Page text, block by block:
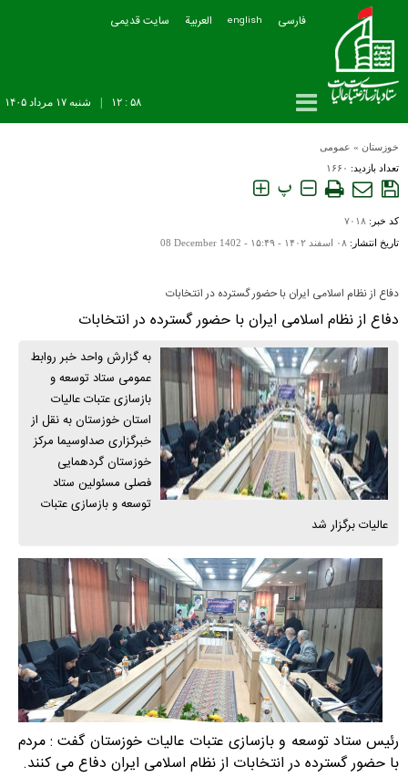
فارسی english العربیة سایت قدیمی
شنبه ۱۷ مرداد ۱۴۰۵ ۵۸ : ۱۲
خوزستان » عمومی
تعداد بازدید: ۱۶۶۰
پ
کد خبر: ۷۰۱۸
تاریخ انتشار: ۰۸ اسفند ۱۴۰۲ - ۱۵:۴۹ - 08 December 1402
دفاع از نظام اسلامی ایران با حضور گسترده در انتخابات
دفاع از نظام اسلامی ایران با حضور گسترده در انتخابات
به گزارش واحد خبر روابط
عمومی ستاد توسعه و
بازسازی عتبات عالیات
استان خوزستان به نقل از
خبرگزاری صداوسیما مرکز
خوزستان گردهمایی
فصلی مسئولین ستاد
توسعه و بازسازی عتبات
عالیات برگزار شد
رئیس ستاد توسعه و بازسازی عتبات عالیات خوزستان گفت : مردم
با حضور گسترده در انتخابات از نظام اسلامی ایران دفاع می کنند.